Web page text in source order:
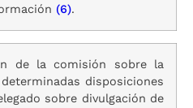
(6).
de la comisión sobre la
disposiciones
sobre divulgación de